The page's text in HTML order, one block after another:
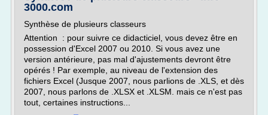
3000.com
Synthèse de plusieurs classeurs
Attention : pour suivre ce didacticiel, vous devez être en
possession d'Excel 2007 ou 2010. Si vous avez une
version antérieure, pas mal d'ajustements devront être
opérés ! Par exemple, au niveau de l'extension des
fichiers Excel (Jusque 2007, nous parlions de .XLS, et dès
2007, nous parlons de .XLSX et .XLSM. mais ce n'est pas
tout, certaines instructions...